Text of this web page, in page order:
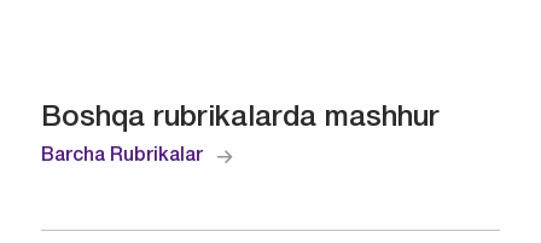
Boshqa rubrikalarda mashhur
Barcha Rubrikalar